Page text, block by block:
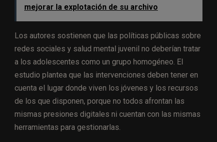
mejorar la explotación de su archivo
Los autores sostienen que las políticas públicas sobre
redes sociales y salud mental juvenil no deberían tratar
a los adolescentes como un grupo homogéneo. El
estudio plantea que las intervenciones deben tener en
cuenta el lugar donde viven los jóvenes y los recursos
de los que disponen, porque no todos afrontan las
mismas presiones digitales ni cuentan con las mismas
herramientas para gestionarlas.